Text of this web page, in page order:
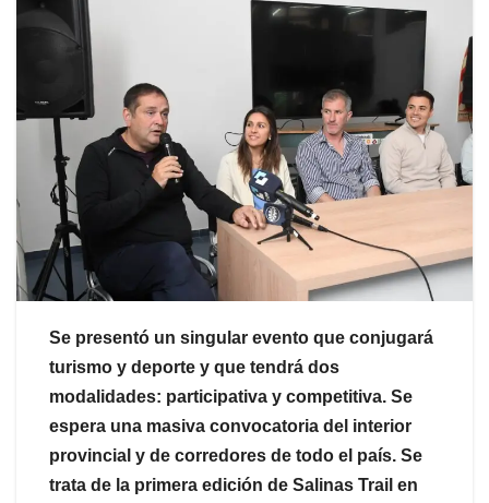
Se presentó un singular evento que conjugará
turismo y deporte y que tendrá dos
modalidades: participativa y competitiva. Se
espera una masiva convocatoria del interior
provincial y de corredores de todo el país. Se
trata de la primera edición de Salinas Trail en